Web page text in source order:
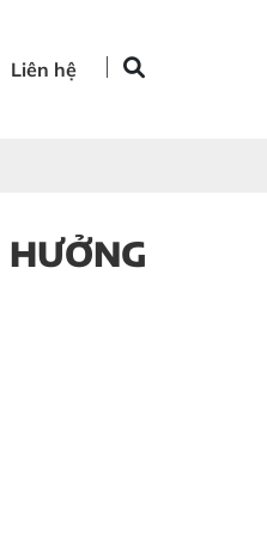
Liên hệ